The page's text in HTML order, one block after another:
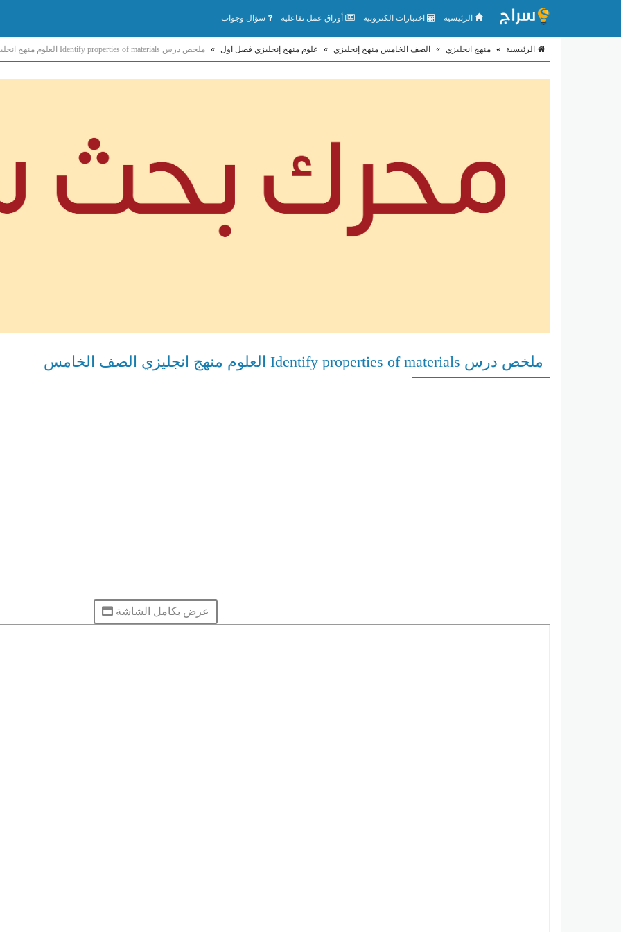
الرئيسية اختبارات الكترونية أوراق عمل تفاعلية سؤال وجواب
الرئيسية » منهج انجليزي » الصف الخامس منهج إنجليزي » علوم منهج إنجليزي فصل اول » ملخص درس Identify properties of materials العلوم منهج انجليزي الصف الخامس
ملخص درس Identify properties of materials العلوم منهج انجليزي الصف الخامس
عرض بكامل الشاشة